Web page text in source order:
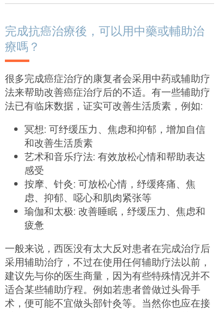
完成抗癌治療後，可以用中藥或輔助治
療嗎？
很多完成癌症治疗的康复者会采用中药或辅助疗
法来帮助改善癌症治疗后的不适。有一些辅助疗
法已有临床数据，证实可改善生活质素，例如:
冥想: 可纾缓压力、焦虑和抑郁，增加自信
和改善生活质素
艺术和音乐疗法: 有效放松心情和帮助表达
感受
按摩、针灸: 可放松心情，纾缓疼痛、焦
虑、抑郁、噁心和肌肉紧张等
瑜伽和太极: 改善睡眠，纾缓压力、焦虑和
疲惫
一般来说，西医没有太大反对患者在完成治疗后
采用辅助治疗，不过在使用任何辅助疗法以前，
建议先与你的医生商量，因为有些特殊情况并不
适合某些辅助疗程。例如若患者曾做过头骨手
术，便可能不宜做头部针灸等。当然你也应在接